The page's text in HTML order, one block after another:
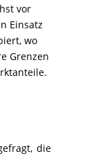
vor
Einsatz
wo
Grenzen
die